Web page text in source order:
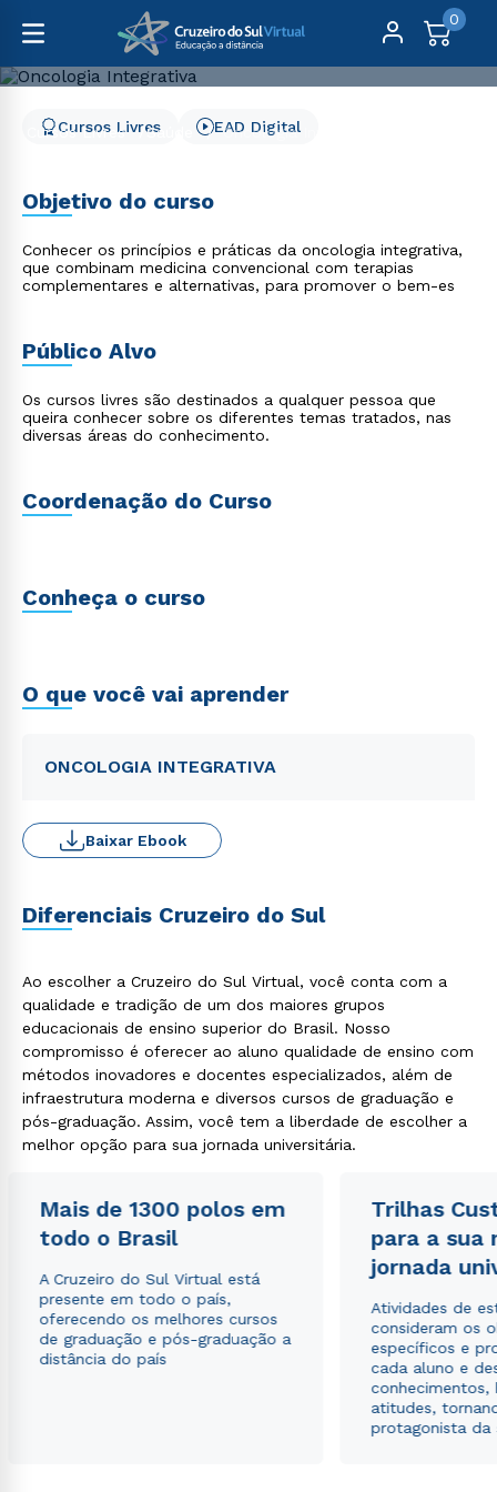
0
Cursos Livres Saúde Oncologia Integrativa
Cursos Livres EAD Digital
Objetivo do curso
Conhecer os princípios e práticas da oncologia integrativa,
que combinam medicina convencional com terapias
complementares e alternativas, para promover o bem-es
Público Alvo
Os cursos livres são destinados a qualquer pessoa que
queira conhecer sobre os diferentes temas tratados, nas
diversas áreas do conhecimento.
Coordenação do Curso
Conheça o curso
O que você vai aprender
ONCOLOGIA INTEGRATIVA
Baixar Ebook
Diferenciais Cruzeiro do Sul
Ao escolher a Cruzeiro do Sul Virtual, você conta com a
qualidade e tradição de um dos maiores grupos
educacionais de ensino superior do Brasil. Nosso
compromisso é oferecer ao aluno qualidade de ensino com
métodos inovadores e docentes especializados, além de
infraestrutura moderna e diversos cursos de graduação e
pós-graduação. Assim, você tem a liberdade de escolher a
melhor opção para sua jornada universitária.
Mais de 1300 polos em
todo o Brasil
A Cruzeiro do Sul Virtual está
presente em todo o país,
oferecendo os melhores cursos
de graduação e pós-graduação a
distância do país
Trilhas
para a sua
jornada
Atividades de
consideram os
específicos e
cada aluno e
conhecimentos,
atitudes,
protagonista da